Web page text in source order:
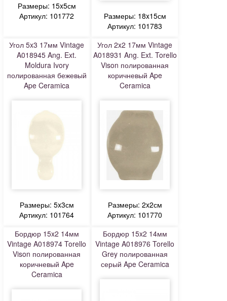
Размеры: 15x5см
Артикул: 101772
Размеры: 18x15см
Артикул: 101783
Угол 5x3 17мм Vintage
A018945 Ang. Ext.
Moldura Ivory
полированная бежевый
Ape Ceramica
Размеры: 5x3см
Артикул: 101764
Угол 2x2 17мм Vintage
A018931 Ang. Ext. Torello
Vison полированная
коричневый Ape
Ceramica
Размеры: 2x2см
Артикул: 101770
Бордюр 15x2 14мм
Vintage A018974 Torello
Vison полированная
коричневый Ape
Ceramica
Бордюр 15x2 14мм
Vintage A018976 Torello
Grey полированная
серый Ape Ceramica